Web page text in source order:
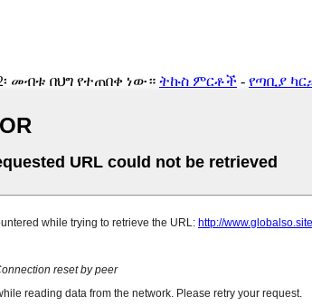
መብቱ በህግ የተጠበቀ ነው። ትኩስ ምርቶች - የጣቢያ